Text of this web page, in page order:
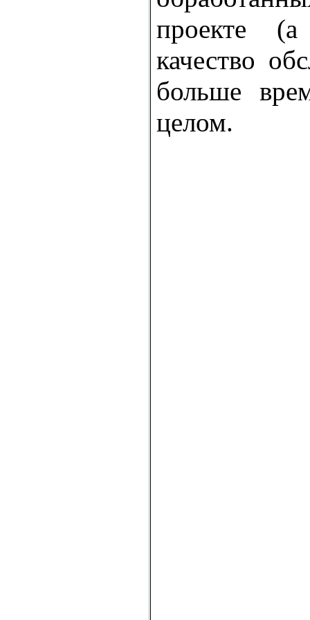
проекте
качество
больше
целом.